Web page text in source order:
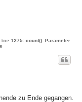
line 1275: count(): Parameter
zu Ende gegangen.